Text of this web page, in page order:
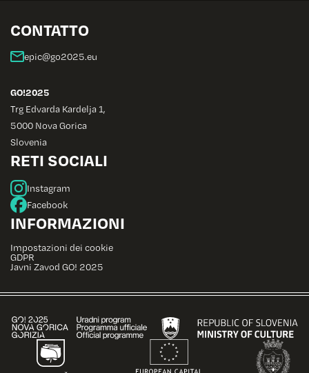
CONTATTO
GO!2025
Trg Edvarda Kardelja 1,
5000 Nova Gorica
Slovenia
RETI SOCIALI
Instagram
Facebook
INFORMAZIONI
Impostazioni dei cookie
GDPR
Javni Zavod GO! 2025